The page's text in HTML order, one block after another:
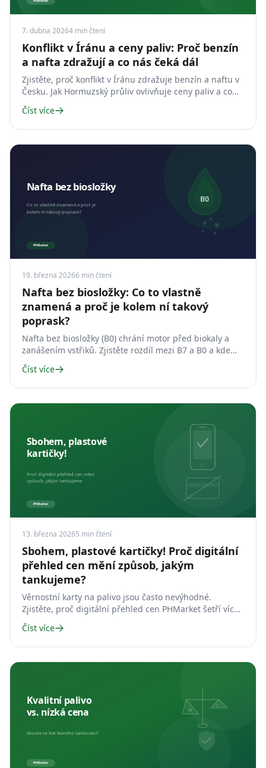
7. dubna 20264 min čtení
Konflikt v Íránu a ceny paliv: Proč benzín
a nafta zdražují a co nás čeká dál
Zjistěte, proč konflikt v Íránu zdražuje benzín a naftu v
Česku. Jak Hormuzský průliv ovlivňuje ceny paliv a co
čekat v roce 2026.
Číst více
19. března 20266 min čtení
Nafta bez biosložky: Co to vlastně
znamená a proč je kolem ní takový
poprask?
Nafta bez biosložky (B0) chrání motor před biokaly a
zanášením vstřiků. Zjistěte rozdíl mezi B7 a B0 a kde
čistou naftu najdete s PHMarket.
Číst více
13. března 20265 min čtení
Sbohem, plastové kartičky! Proč digitální
přehled cen mění způsob, jakým
tankujeme?
Věrnostní karty na palivo jsou často nevýhodné.
Zjistěte, proč digitální přehled cen PHMarket šetří víc
než plastové kartičky.
Číst více